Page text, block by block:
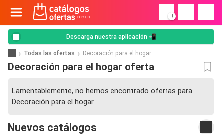
!
Descarga nuestra aplicación 📲
Todas las ofertas Decoración para el hogar
Decoración para el hogar oferta
Lamentablemente, no hemos encontrado ofertas para
Decoración para el hogar.
Nuevos catálogos